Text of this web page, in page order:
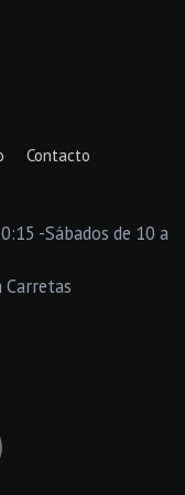
Contacto
-Sábados de 10 a
Carretas